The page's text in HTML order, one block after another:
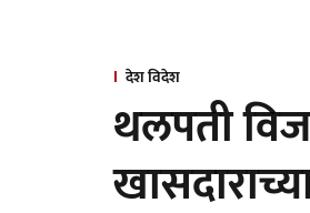
देश विदेश
थलपती